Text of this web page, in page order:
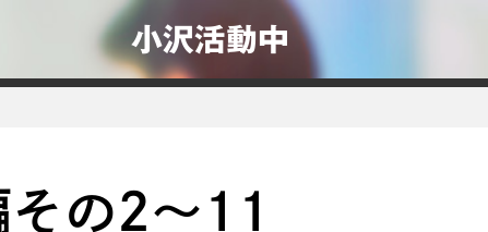
小沢活動中
の2～11